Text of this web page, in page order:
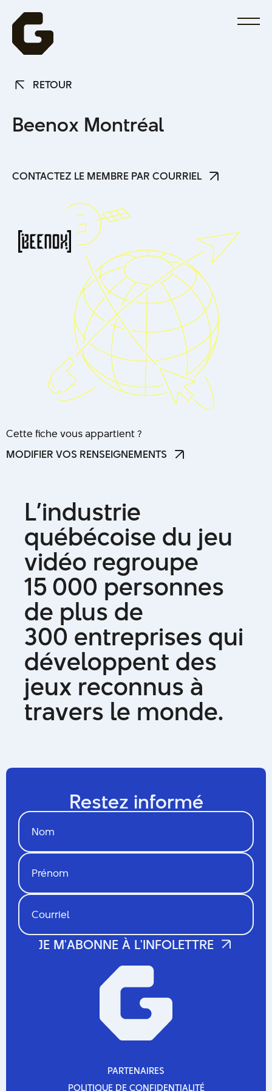
RETOUR
Beenox Montréal
CONTACTEZ LE MEMBRE PAR COURRIEL
Cette fiche vous appartient ?
MODIFIER VOS RENSEIGNEMENTS
L’industrie
québécoise du jeu
vidéo regroupe
15000 personnes
de plusde
300 entreprises qui
développent des
jeux reconnus à
travers le monde.
Restez informé
PARTENAIRES
PARTENAIRES
POLITIQUE DE CONFIDENTIALITÉ